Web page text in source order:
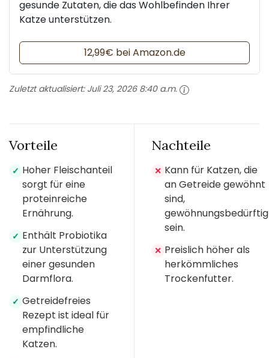
gesunde Zutaten, die das Wohlbefinden Ihrer
Katze unterstützen.
12,99€ bei Amazon.de
Zuletzt aktualisiert: Juli 23, 2026 8:40 a.m.
Vorteile
✓ Hoher Fleischanteil
sorgt für eine
proteinreiche
Ernährung.
✓ Enthält Probiotika
zur Unterstützung
einer gesunden
Darmflora.
✓ Getreidefreies
Rezept ist ideal für
empfindliche
Katzen.
Nachteile
✕ Kann für Katzen, die
an Getreide gewöhnt
sind,
gewöhnungsbedürftig
sein.
✕ Preislich höher als
herkömmliches
Trockenfutter.